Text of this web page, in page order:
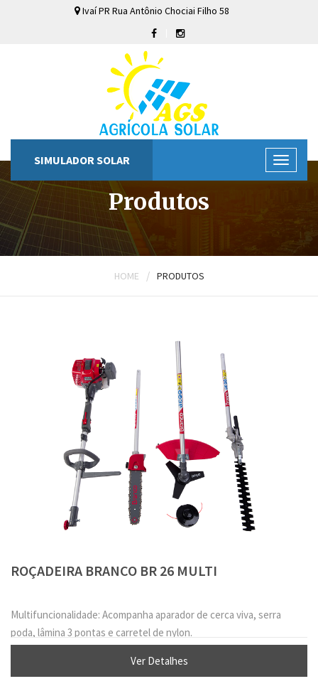
IvaíPR Rua Antônio Chociai Filho 58
SIMULADOR SOLAR
Produtos
HOME / PRODUTOS
ROÇADEIRA BRANCO BR 26 MULTI
Multifuncionalidade: Acompanha aparador de cerca viva, serra
poda, lâmina 3 pontas e carretel de nylon.
Ver Detalhes